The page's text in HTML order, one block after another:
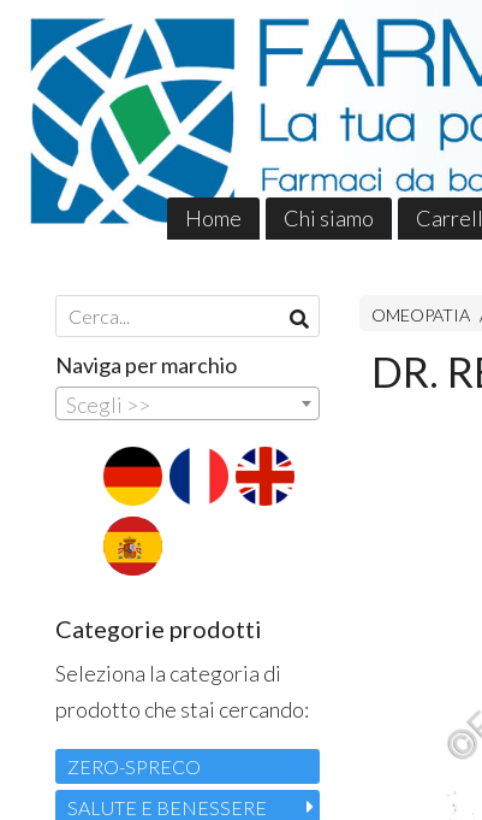
Home Chi siamo
OMEOPATIA
DR.
Naviga per marchio
Scegli >>
Categorie prodotti
Seleziona la categoria di
prodotto che stai cercando:
ZERO-SPRECO
SALUTE E BENESSERE